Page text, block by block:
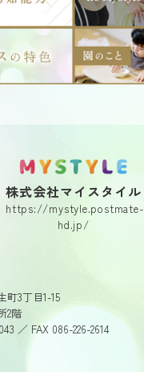
株式会社マイスタイル
https://mystyle.postmate-
hd.jp/
町3丁目1-15
2階
／ FAX 086-226-2614